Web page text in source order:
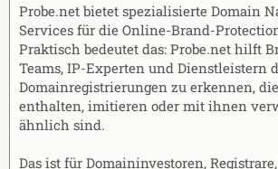
Probe.net bietet spezialisierte Domain
Services für die Online-Brand-
Praktisch bedeutet das: Probe.net hilft
Teams, IP-Experten und Dienstleistern
Domainregistrierungen zu erkennen,
enthalten, imitieren oder mit ihnen
ähnlich sind.
Das ist für Domaininvestoren,